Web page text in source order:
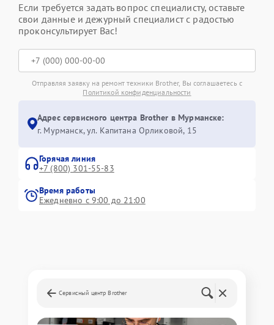
Если требуется задать вопрос специалисту, оставьте
свои данные и дежурный специалист с радостью
проконсультирует Вас!
Отправляя заявку на ремонт техники Brother, Вы соглашаетесь с
Политикой конфиденциальности
Адрес сервисного центра Brother в Мурманске:
г. Мурманск, ул. Капитана Орликовой, 15
Горячая линия
+7 (800) 301-55-83
Время работы
Ежедневно с 9:00 до 21:00
Сервисный центр Brother